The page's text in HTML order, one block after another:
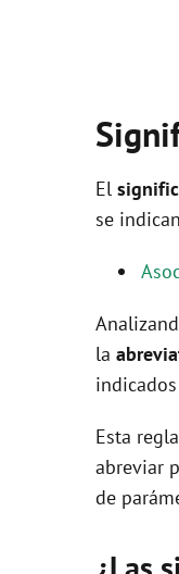
El
se
la
Esta
abreviar
de